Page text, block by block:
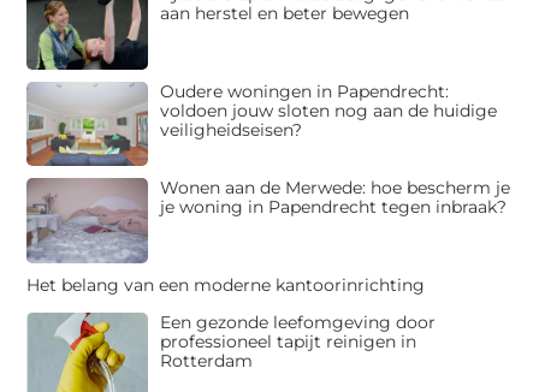
aan herstel en beter bewegen
Oudere woningen in Papendrecht:
voldoen jouw sloten nog aan de huidige
veiligheidseisen?
Wonen aan de Merwede: hoe bescherm je
je woning in Papendrecht tegen inbraak?
Het belang van een moderne kantoorinrichting
Een gezonde leefomgeving door
professioneel tapijt reinigen in
Rotterdam